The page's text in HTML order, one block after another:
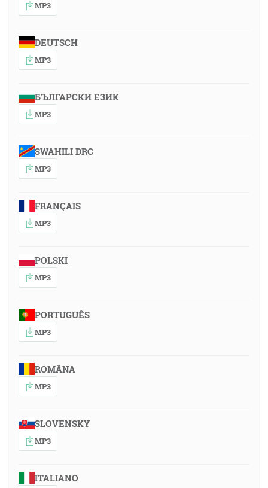
MP3
DEUTSCH
MP3
БЪЛГАРСКИ ЕЗИК
MP3
SWAHILI DRC
MP3
FRANÇAIS
MP3
POLSKI
MP3
PORTUGUÊS
MP3
ROMÂNA
MP3
SLOVENSKY
MP3
ITALIANO